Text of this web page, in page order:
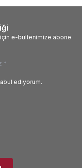
e-bültenimize abone
ediyorum.